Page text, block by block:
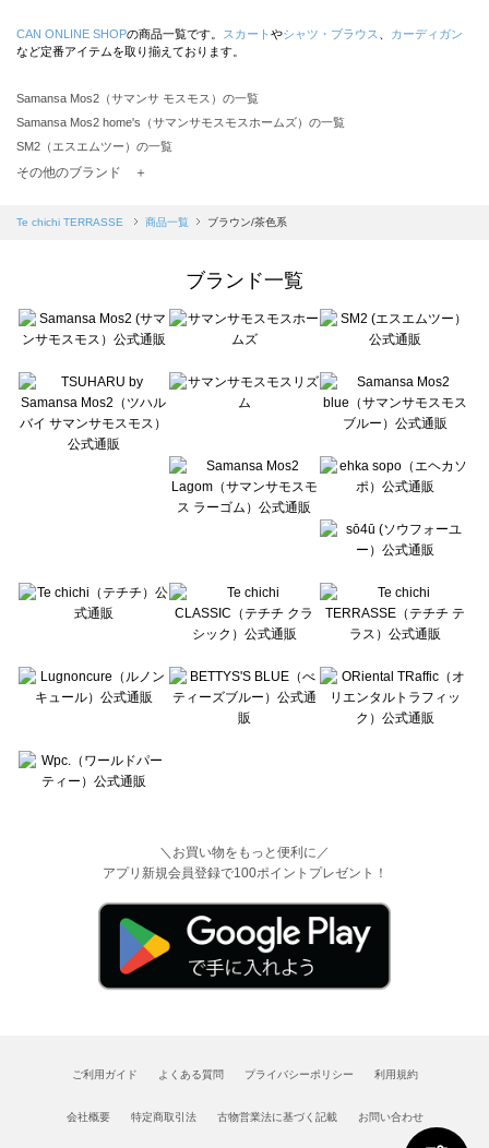
CAN ONLINE SHOPの商品一覧です。 スカート やシャツ・ブラウス
カーディガン
など定番アイテムを取り揃えております。
Samansa Mos2（サマンサ モスモス）の一覧
Samansa Mos2 home's（サマンサモスモスホームズ）の一覧
SM2（エスエムツー）の一覧
TSUHARU by Samansa Mos2（ツハルバイサマンサモスモス）の一覧
Samansa Mos2 blue（サマンサモスモス ブルー）の一覧
Te chichi（テチチ）の一覧
Te chichi CLASSIC（テチチ クラシック）の一覧
Lugnoncure（ルノンキュール）の一覧
BETTY'S BLUE（べティーズブルー）の一覧
Wpc.（ワールドパーティー）の一覧
その他のブランド ＋
Te chichi TERRASSE 商品一覧 ブラウン/茶色系
ブランド一覧
＼お買い物をもっと便利に／
アプリ新規会員登録で100ポイントプレゼント！
ご利用ガイド よくある質問 プライバシーポリシー 利用規約
会社概要 特定商取引法 古物営業法に基づく記載 お問い合わせ